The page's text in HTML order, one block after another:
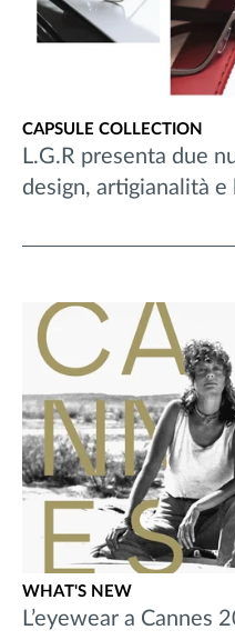
CAPSULE COLLECTION
L.G.R presenta due
design, artigianalità
WHAT'S NEW
L’eyewear a Cannes